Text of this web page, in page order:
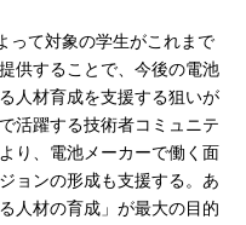
って対象の学生がこれまで
供することで、今後の電池
人材育成を支援する狙いが
活躍する技術者コミュニテ
り、電池メーカーで働く面
ョンの形成も支援する。あ
人材の育成」が最大の目的